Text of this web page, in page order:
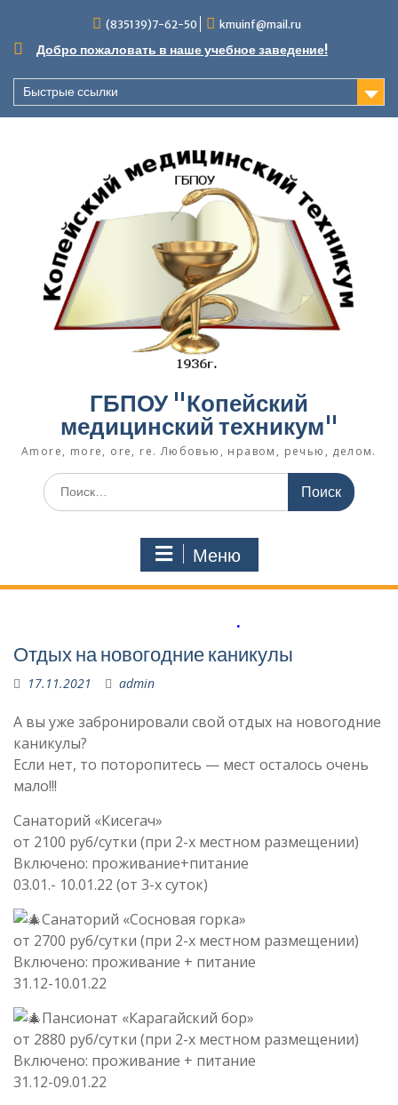
содержимому
(835139)7-62-50 kmuinf@mail.ru
Добро пожаловать в наше учебное заведение!
Быстрые ссылки
ГБПОУ "Копейский
медицинский техникум"
Amore, more, ore, re. Любовью, нравом, речью, делом.
Поиск
по:
Меню
Отдых на новогодние каникулы
17.11.2021 admin
А вы уже забронировали свой отдых на новогодние
каникулы?
Если нет, то поторопитесь — мест осталось очень
мало!!!
Санаторий «Кисегач»
от 2100 руб/сутки (при 2-х местном размещении)
Включено: проживание+питание
03.01.- 10.01.22 (от 3-х суток)
Санаторий «Сосновая горка»
от 2700 руб/сутки (при 2-х местном размещении)
Включено: проживание + питание
31.12-10.01.22
Пансионат «Карагайский бор»
от 2880 руб/сутки (при 2-х местном размещении)
Включено: проживание + питание
31.12-09.01.22